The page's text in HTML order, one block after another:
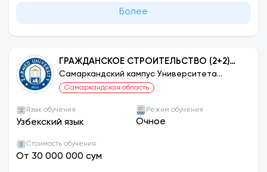
Более
ГРАЖДАНСКОЕ СТРОИТЕЛЬСТВО (2+2)
УНИВЕРСИТЕТ ДЖУНБУ, ЮЖНАЯ КОРЕЯ
Самаркандский кампус Университета
ЗАРМЕД
Самаркандская область
Язык обучения
Узбекский язык
Режим обучения
Очное
Стоимость обучения
От 30 000 000 сум